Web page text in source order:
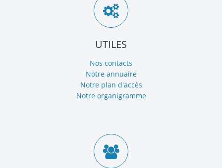
UTILES
Nos contacts
Notre annuaire
Notre plan d'accès
Notre organigramme